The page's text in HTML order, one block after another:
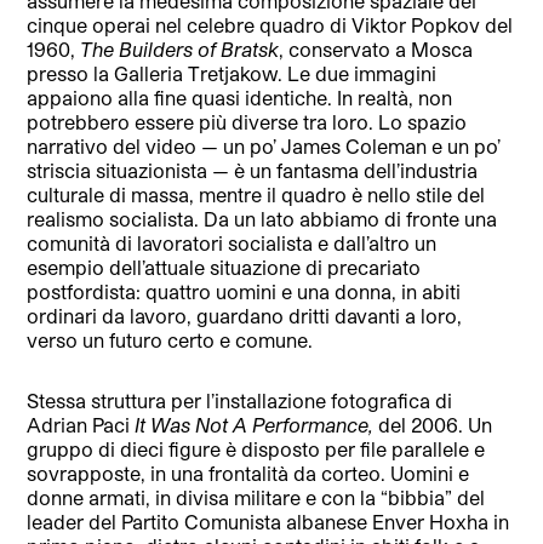
cinque operai nel celebre quadro di Viktor Popkov del
1960, The Builders of Bratsk , conservato a Mosca
presso la Galleria Tretjakow. Le due immagini
appaiono alla fine quasi identiche. In realtà, non
potrebbero essere più diverse tra loro. Lo spazio
narrativo del video — un po’ James Coleman e un po’
striscia situazionista — è un fantasma dell’industria
culturale di massa, mentre il quadro è nello stile del
realismo socialista. Da un lato abbiamo di fronte una
comunità di lavoratori socialista e dall’altro un
esempio dell’attuale situazione di precariato
postfordista: quattro uomini e una donna, in abiti
ordinari da lavoro, guardano dritti davanti a loro,
verso un futuro certo e comune.
Stessa struttura per l’installazione fotografica di
Adrian Paci It Was Not A Performance, del 2006. Un
gruppo di dieci figure è disposto per file parallele e
sovrapposte, in una frontalità da corteo. Uomini e
donne armati, in divisa militare e con la “bibbia” del
leader del Partito Comunista albanese Enver Hoxha in